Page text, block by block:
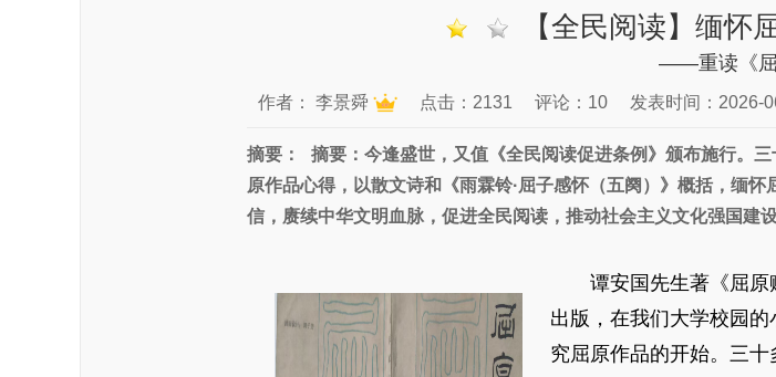
【全民阅读】缅怀
——重读《屈
作者： 李景舜 点击：2131 评论：10 发表时间：2026-
摘要：
摘要：今逢盛世，又值《全民阅读促进条例》颁布施行。
原作品心得，以散文诗和《雨霖铃·屈子感怀（五阕）》概括，缅
信，赓续中华文明血脉，促进全民阅读，推动社会主义文化强国建设
谭安国先生著《屈原
出版，在我们大学校园
究屈原作品的开始。三十